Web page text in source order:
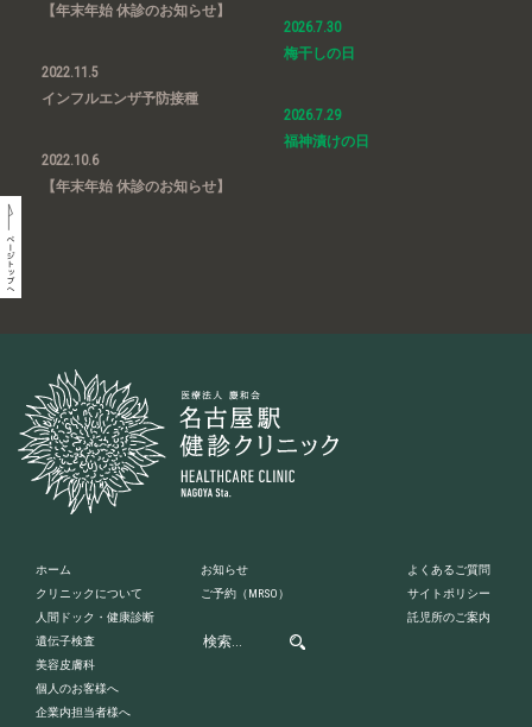
【年末年始 休診のお知らせ】
2022.11.5
インフルエンザ予防接種
2022.10.6
【年末年始 休診のお知らせ】
2026.7.30
梅干しの日
2026.7.29
福神漬けの日
ホーム
クリニックについて
人間ドック・健康診断
遺伝子検査
美容皮膚科
個人のお客様へ
企業内担当者様へ
お知らせ
ご予約 （MRSO）
よくあるご質問
サイトポリシー
託児所のご案内